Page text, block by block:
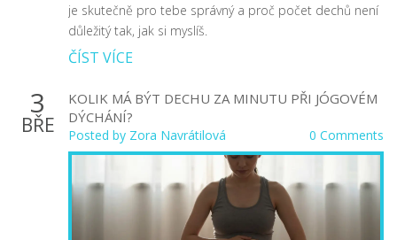
je skutečně pro tebe správný a proč počet dechů není
důležitý tak, jak si myslíš.
ČÍST VÍCE
3
BŘE
KOLIK MÁ BÝT DECHU ZA MINUTU PŘI JÓGOVÉM
DÝCHÁNÍ?
Posted by Zora Navrátilová 0 Comments